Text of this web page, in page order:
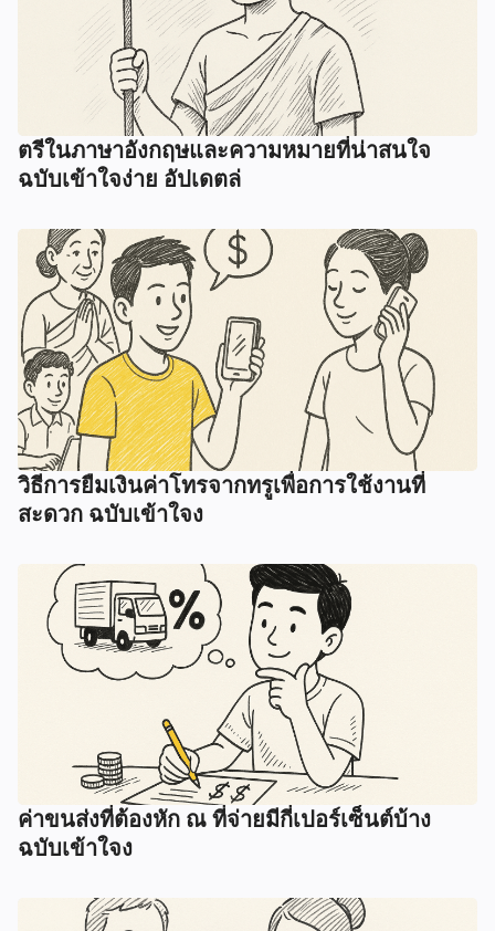
ตรีในภาษาอังกฤษและความหมายที่น่าสนใจ
ฉบับเข้าใจง่าย อัปเดตล่
วิธีการยืมเงินค่าโทรจากทรูเพื่อการใช้งานที่
สะดวก ฉบับเข้าใจง
ค่าขนส่งที่ต้องหัก ณ ที่จ่ายมีกี่เปอร์เซ็นต์บ้าง
ฉบับเข้าใจง